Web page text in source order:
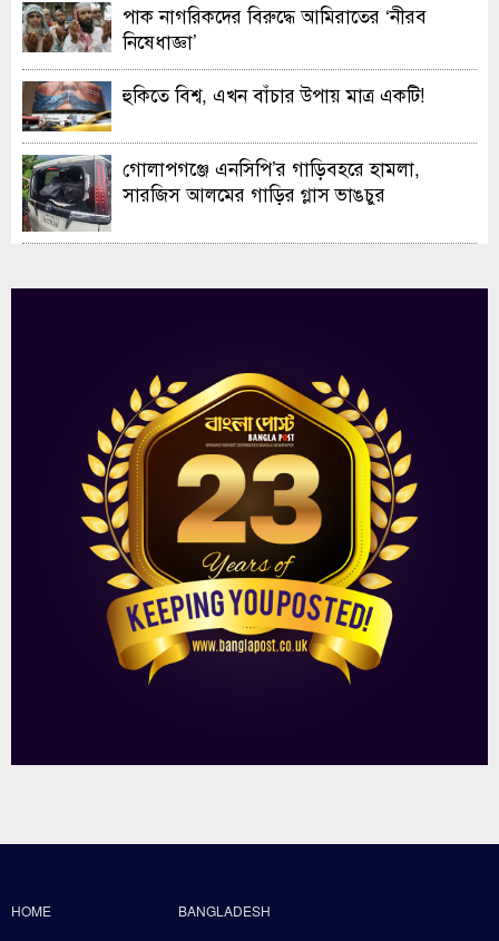
পাক নাগরিকদের বিরুদ্ধে আমিরাতের ‘নীরব
নিষেধাজ্ঞা’
হুকিতে বিশ্ব, এখন বাঁচার উপায় মাত্র একটি!
গোলাপগঞ্জে এনসিপি’র গাড়িবহরে হামলা,
সারজিস আলমের গাড়ির গ্লাস ভাঙচুর
HOME BANGLADESH